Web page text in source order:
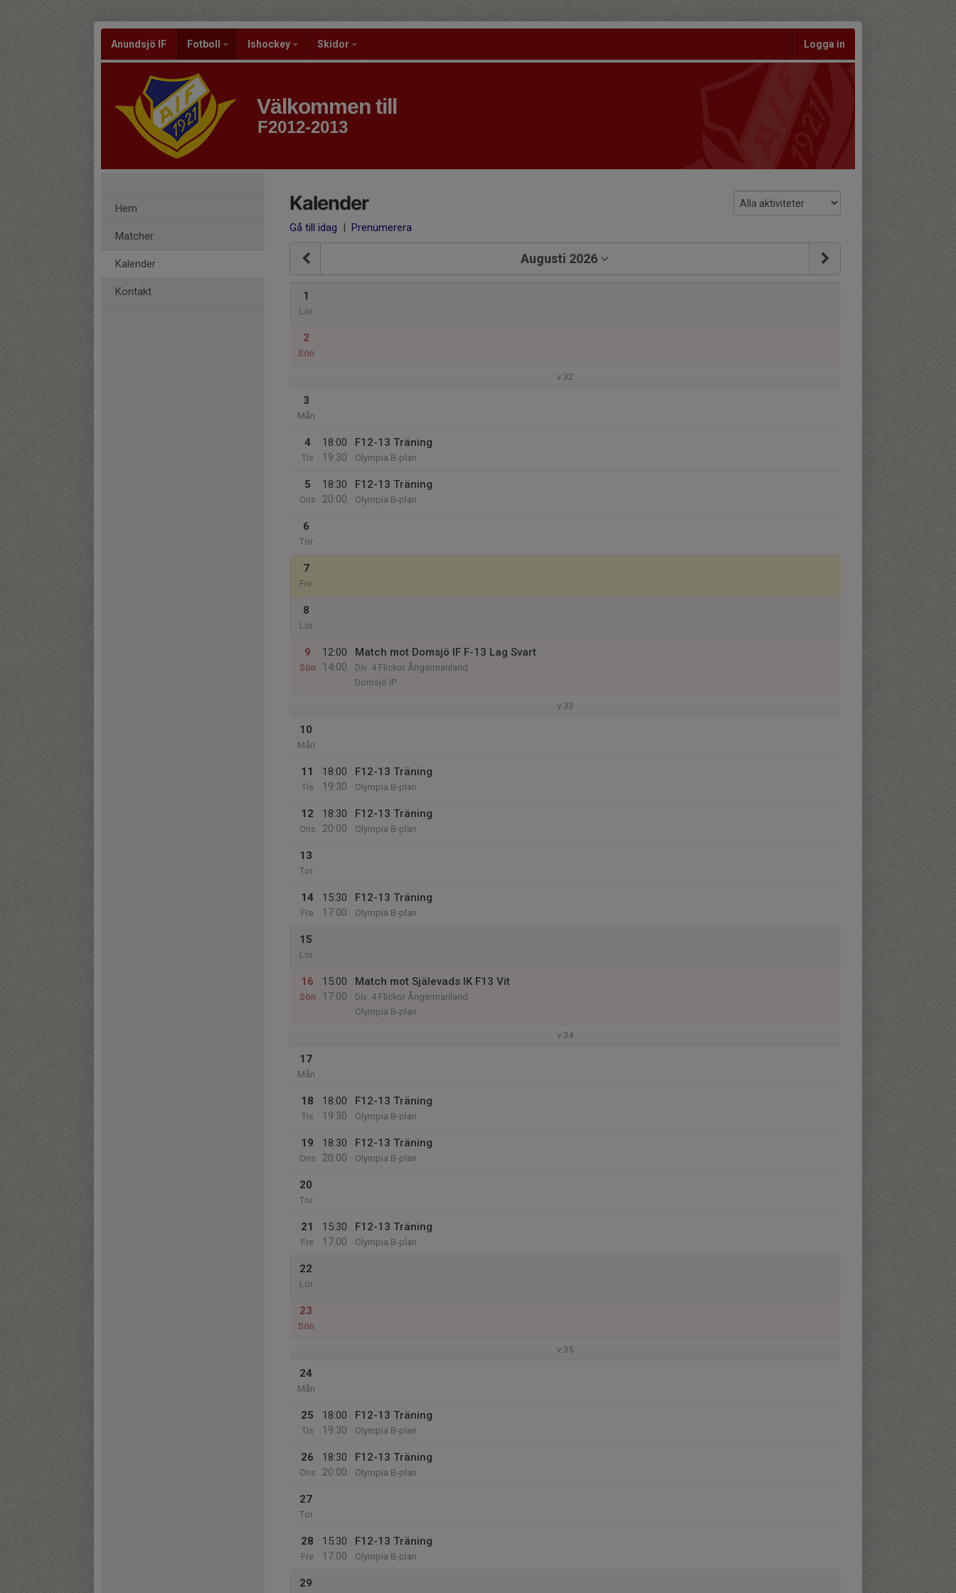
Anundsjö IF Fotboll Ishockey Skidor Logga in
Välkommen till
F2012-2013
Hem
Matcher
Kalender
Kontakt
Kalender
Gå till idag | Prenumerera
Augusti 2026
1
Lör
2
Sön
v.32
3
Mån
4
Tis
18:00
19:30
F12-13 Träning
Olympia B-plan
5
Ons
18:30
20:00
F12-13 Träning
Olympia B-plan
6
Tor
7
Fre
8
Lör
9
Sön
12:00
14:00
Match mot Domsjö IF F-13 Lag Svart
Div. 4 Flickor Ångermanland
Domsjö IP
v.33
10
Mån
11
Tis
18:00
19:30
F12-13 Träning
Olympia B-plan
12
Ons
18:30
20:00
F12-13 Träning
Olympia B-plan
13
Tor
14
Fre
15:30
17:00
F12-13 Träning
Olympia B-plan
15
Lör
16
Sön
15:00
17:00
Match mot Själevads IK F13 Vit
Div. 4 Flickor Ångermanland
Olympia B-plan
v.34
17
Mån
18
Tis
18:00
19:30
F12-13 Träning
Olympia B-plan
19
Ons
18:30
20:00
F12-13 Träning
Olympia B-plan
20
Tor
21
Fre
15:30
17:00
F12-13 Träning
Olympia B-plan
22
Lör
23
Sön
v.35
24
Mån
25
Tis
18:00
19:30
F12-13 Träning
Olympia B-plan
26
Ons
18:30
20:00
F12-13 Träning
Olympia B-plan
27
Tor
28
Fre
15:30
17:00
F12-13 Träning
Olympia B-plan
29